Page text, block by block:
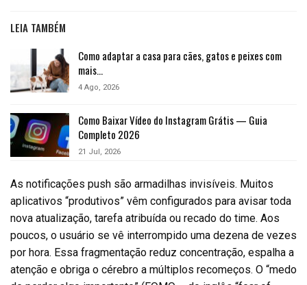
LEIA TAMBÉM
Como adaptar a casa para cães, gatos e peixes com
mais…
4 Ago, 2026
Como Baixar Vídeo do Instagram Grátis — Guia
Completo 2026
21 Jul, 2026
As notificações push são armadilhas invisíveis. Muitos
aplicativos “produtivos” vêm configurados para avisar toda
nova atualização, tarefa atribuída ou recado do time. Aos
poucos, o usuário se vê interrompido uma dezena de vezes
por hora. Essa fragmentação reduz concentração, espalha a
atenção e obriga o cérebro a múltiplos recomeços. O “medo